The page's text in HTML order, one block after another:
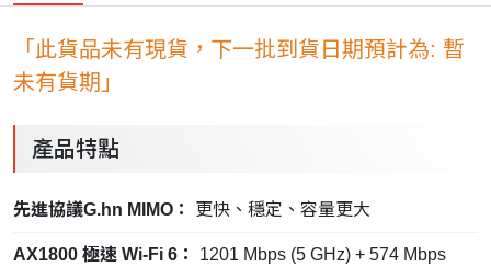
「此貨品未有現貨，下一批到貨日期預計為: 暫
未有貨期」
產品特點
先進協議G.hn MIMO： 更快、穩定、容量更大
AX1800 極速 Wi-Fi 6：
1201 Mbps (5 GHz) + 574 Mbps